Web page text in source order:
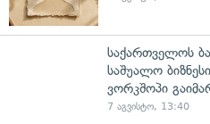
საქართველოს
საშუალო
ვორკშოპი
7 აგვისტო, 13:40